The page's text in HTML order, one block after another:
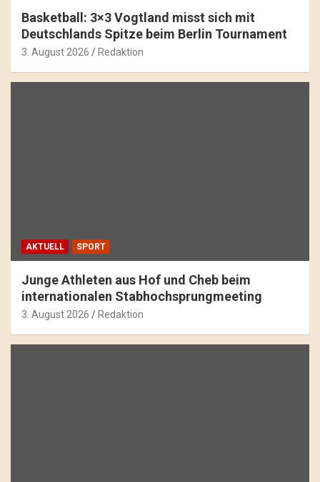
Basketball: 3×3 Vogtland misst sich mit
Deutschlands Spitze beim Berlin Tournament
3. August 2026 Redaktion
AKTUELL SPORT
Junge Athleten aus Hof und Cheb beim
internationalen Stabhochsprungmeeting
3. August 2026 Redaktion